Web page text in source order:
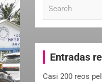
c
Entradas
Casi 200 reos